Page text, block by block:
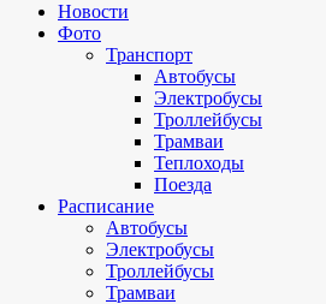
Новости
Фото
Транспорт
Автобусы
Электробусы
Троллейбусы
Трамваи
Теплоходы
Поезда
Расписание
Автобусы
Электробусы
Троллейбусы
Трамваи